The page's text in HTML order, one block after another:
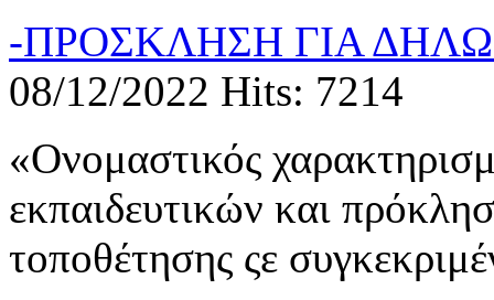
-ΠΡΟΣΚΛΗΣΗ ΓΙΑ
08/12/2022 Hits: 7214
«Ονομαστικός
εκπαιδευτικών και
τοποθέτησης ςε